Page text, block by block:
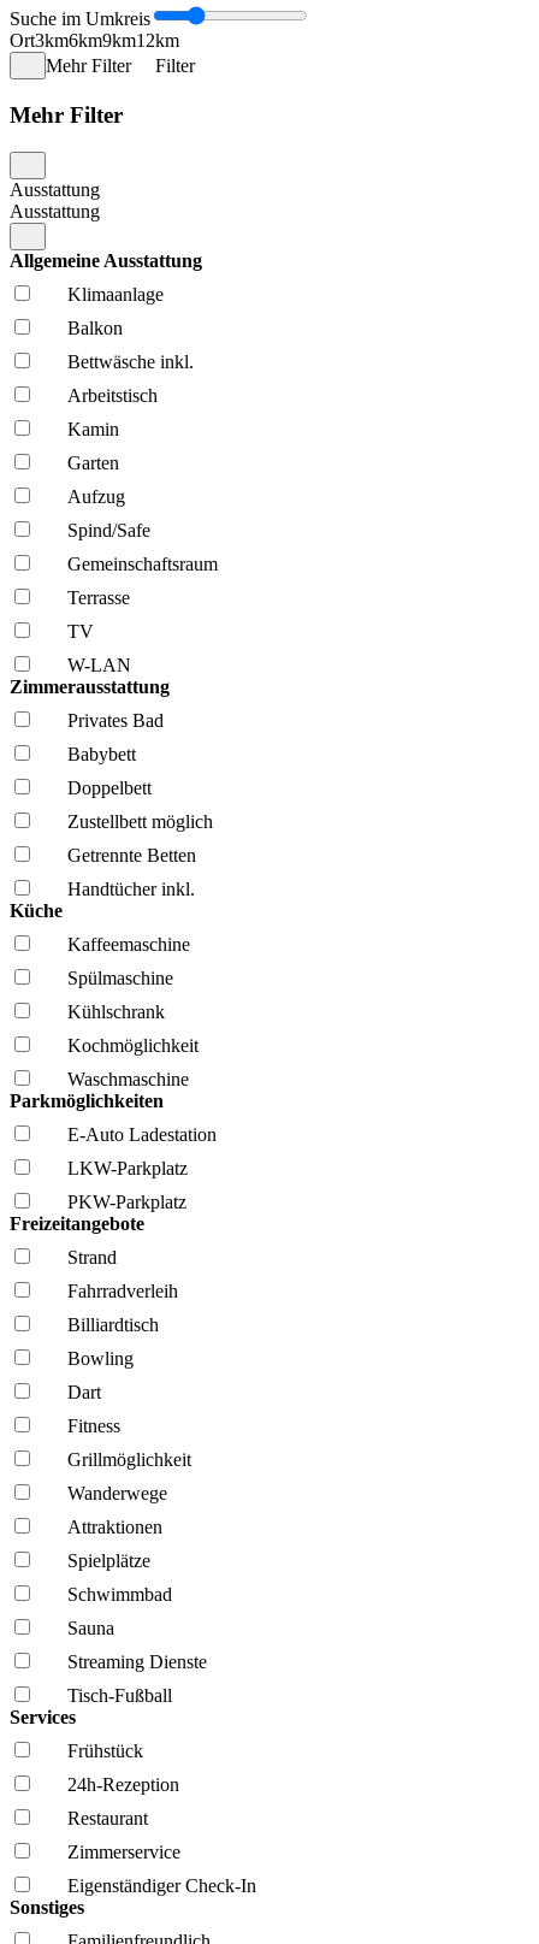
Suche im Umkreis
Ort3km6km9km12km
Mehr Filter
Filter
Mehr Filter
Ausstattung
Ausstattung
Allgemeine Ausstattung
Klima­anlage
Balkon
Bettwäsche inkl.
Arbeitstisch
Kamin
Garten
Aufzug
Spind/Safe
Gemeinschafts­raum
Terrasse
TV
W-LAN
Zimmerausstattung
Privates Bad
Babybett
Doppelbett
Zustellbett möglich
Getrennte Betten
Handtücher inkl.
Küche
Kaffee­maschine
Spül­maschine
Kühl­schrank
Kochmöglich­keit
Wasch­maschine
Parkmöglichkeiten
E-Auto Ladestation
LKW-Parkplatz
PKW-Parkplatz
Freizeitangebote
Strand
Fahrrad­verleih
Billiardtisch
Bowling
Dart
Fitness
Grillmöglich­keit
Wanderwege
Attraktionen
Spielplätze
Schwimmbad
Sauna
Streaming Dienste
Tisch-Fußball
Services
Frühstück
24h-Rezeption
Restaurant
Zimmerservice
Eigenständiger Check-In
Sonstiges